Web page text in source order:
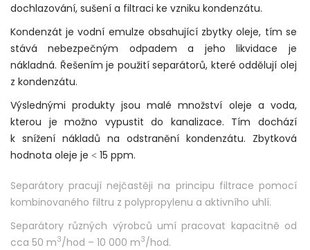
dochlazování, sušení a filtraci ke vzniku kondenzátu.
Kondenzát je vodní emulze obsahující zbytky oleje, tím se
stává nebezpečným odpadem a jeho likvidace je
nákladná. Řešením je použití separátorů, které oddělují olej
z kondenzátu.
Výslednými produkty jsou malé množství oleje a voda,
kterou je možno vypustit do kanalizace. Tím dochází
k snížení nákladů na odstranění kondenzátu. Zbytková
hodnota oleje je ˂ 15 ppm.
Separátory pracují nejčastěji na principu filtrace pomocí
kombinovaného filtru z polypropylenu a aktivního uhlí.
Separátory různých výrobců umí pracovat kapacitně od
cca 50 m3/hod – 10 000 m3/hod.